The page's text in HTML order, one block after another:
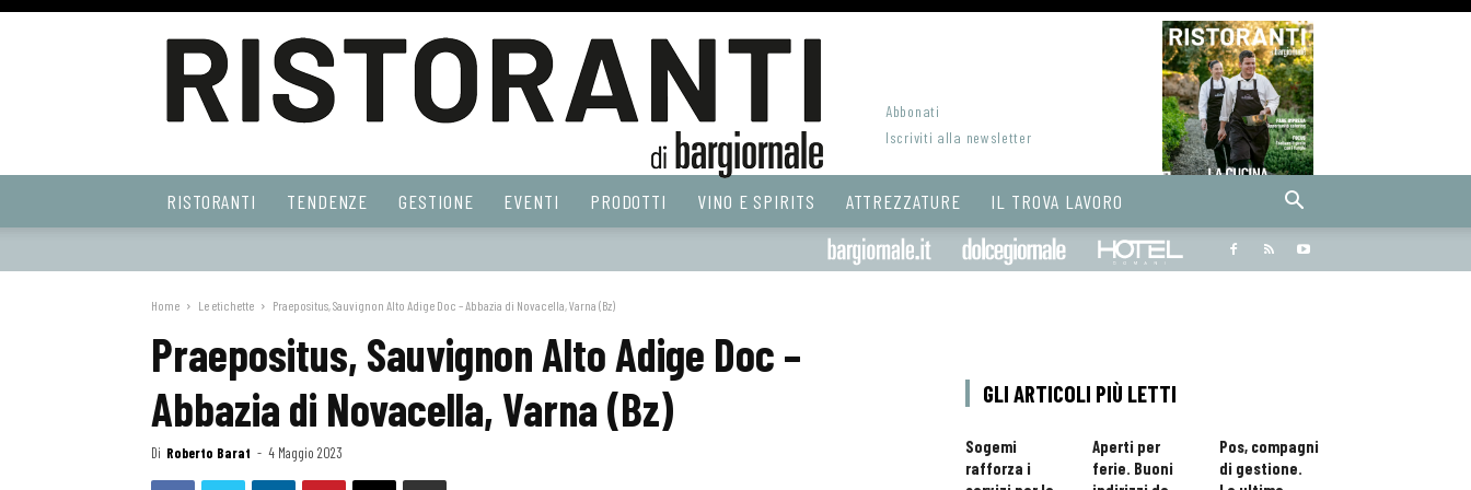
Web
Abbonati
Iscriviti alla newsletter
RISTORANTI TENDENZE GESTIONE EVENTI PRODOTTI VINO E SPIRITS ATTREZZATURE IL TROVA LAVORO
Bargiornale dolcegiornale
Home Le etichette Praepositus, Sauvignon Alto Adige Doc – Abbazia di Novacella, Varna (Bz)
Praepositus, Sauvignon Alto Adige Doc –
Abbazia di Novacella, Varna (Bz)
Di Roberto Barat - 4 Maggio 2023
GLI ARTICOLI PIÙ LETTI
Sogemi
rafforza i
Aperti per
ferie. Buoni
Pos, compagni
di gestione.